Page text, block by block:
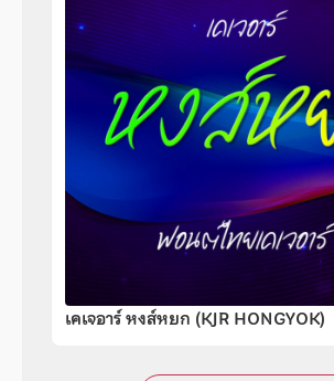
เคเจอาร์ หงส์หยก (KJR HONGYOK)